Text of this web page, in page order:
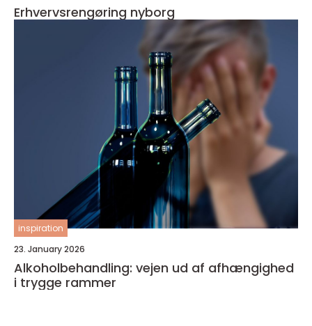
Erhvervsrengøring nyborg
inspiration
23. January 2026
Alkoholbehandling: vejen ud af afhængighed
i trygge rammer